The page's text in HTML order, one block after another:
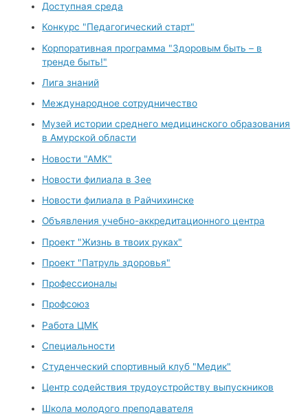
Доступная среда
Конкурс "Педагогический старт"
Корпоративная программа "Здоровым быть – в
тренде быть!"
Лига знаний
Международное сотрудничество
Музей истории среднего медицинского образования
в Амурской области
Новости "АМК"
Новости филиала в Зее
Новости филиала в Райчихинске
Объявления учебно-аккредитационного центра
Проект "Жизнь в твоих руках"
Проект "Патруль здоровья"
Профессионалы
Профсоюз
Работа ЦМК
Специальности
Студенческий спортивный клуб "Медик"
Центр содействия трудоустройству выпускников
Школа молодого преподавателя